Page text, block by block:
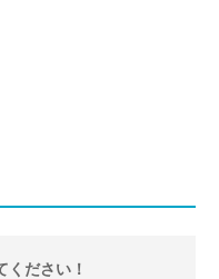
ください！